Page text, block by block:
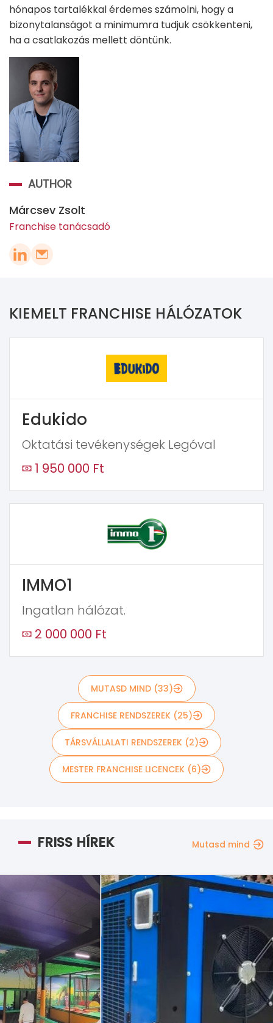
hónapos tartalékkal érdemes számolni, hogy a
bizonytalanságot a minimumra tudjuk csökkenteni,
ha a csatlakozás mellett döntünk.
AUTHOR
Márcsev Zsolt
Franchise tanácsadó
KIEMELT FRANCHISE HÁLÓZATOK
Edukido
Oktatási tevékenységek Legóval
1 950 000 Ft
IMMO1
Ingatlan hálózat.
2 000 000 Ft
MUTASD MIND (33)
FRANCHISE RENDSZEREK (25)
TÁRSVÁLLALATI RENDSZEREK (2)
MESTER FRANCHISE LICENCEK (6)
FRISS HÍREK Mutasd mind